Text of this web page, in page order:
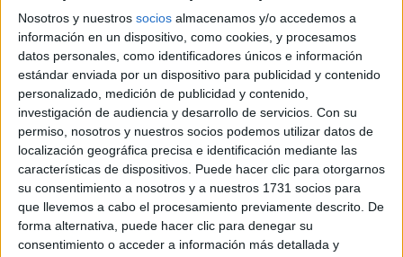
Nosotros y nuestros socios almacenamos y/o accedemos a
información en un dispositivo, como cookies, y procesamos
datos personales, como identificadores únicos e información
estándar enviada por un dispositivo para publicidad y contenido
personalizado, medición de publicidad y contenido,
investigación de audiencia y desarrollo de servicios. Con su
permiso, nosotros y nuestros socios podemos utilizar datos de
localización geográfica precisa e identificación mediante las
características de dispositivos. Puede hacer clic para otorgarnos
su consentimiento a nosotros y a nuestros 1731 socios para
que llevemos a cabo el procesamiento previamente descrito. De
forma alternativa, puede hacer clic para denegar su
consentimiento o acceder a información más detallada y
CUERPO Y MENTE
Matías Marchetti, licenciado en nutrición y creador del
método de nutrición y bienestar MarchettiRules©
at Matías Marchetti